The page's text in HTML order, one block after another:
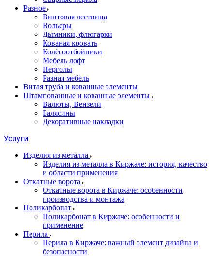
Разное
Винтовая лестница
Вольеры
Дымники, флюгарки
Кованая кровать
Колёсоотбойники
Мебель лофт
Перголы
Разная мебель
Витая труба и кованные элементы
Штампованные и кованные элементы
Валюты, Вензели
Балясины
Декоративные накладки
Услуги
Изделия из металла
Изделия из металла в Киржаче: история, качество
и области применения
Откатные ворота
Откатные ворота в Киржаче: особенности
производства и монтажа
Поликарбонат
Поликарбонат в Киржаче: особенности и
применение
Перила
Перила в Киржаче: важный элемент дизайна и
безопасности